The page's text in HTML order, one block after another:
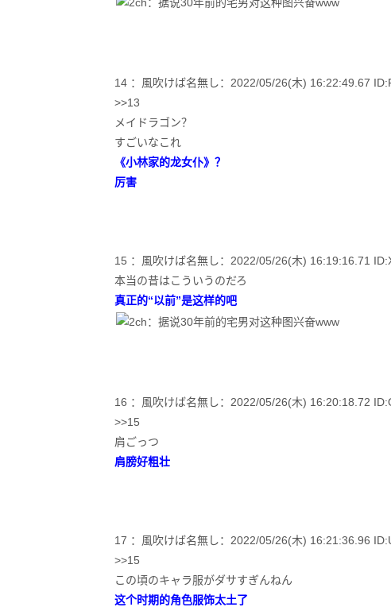
14 ：風吹けば名無し：2022/05/26(木) 16:22:49.67
>>13
メイドラゴン？
すごいなこれ
《小林家的龙女仆》？
厉害
15 ：風吹けば名無し：2022/05/26(木) 16:19:16.71
本当の昔はこういうのだろ
真正的“以前”是这样的吧
16 ：風吹けば名無し：2022/05/26(木) 16:20:18.72
>>15
肩ごっつ
肩膀好粗壮
17 ：風吹けば名無し：2022/05/26(木) 16:21:36.96
>>15
この頃のキャラ服がダサすぎんねん
这个时期的角色服饰太土了